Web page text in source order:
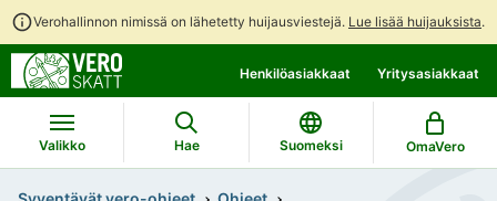
Verohallinnon nimissä on lähetetty huijausviestejä. Lue lisää huijauksista.
suoraan
sisältöön
koko
sivuston
hakuun
Henkilöasiakkaat Yritysasiakkaat
Valikko Hae Suomeksi OmaVero